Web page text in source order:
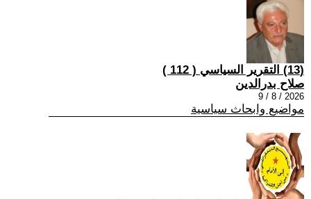
(13) التقرير السياسي ( 112 )
صلاح بدرالدين
2026 / 8 / 9
مواضيع وابحاث سياسية